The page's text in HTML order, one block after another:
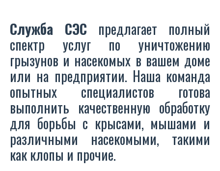
Служба СЭС предлагает полный
спектр услуг по уничтожению
грызунов и насекомых в вашем доме
или на предприятии. Наша команда
опытных специалистов готова
выполнить качественную обработку
для борьбы с крысами, мышами и
различными насекомыми, такими
как клопы и прочие.